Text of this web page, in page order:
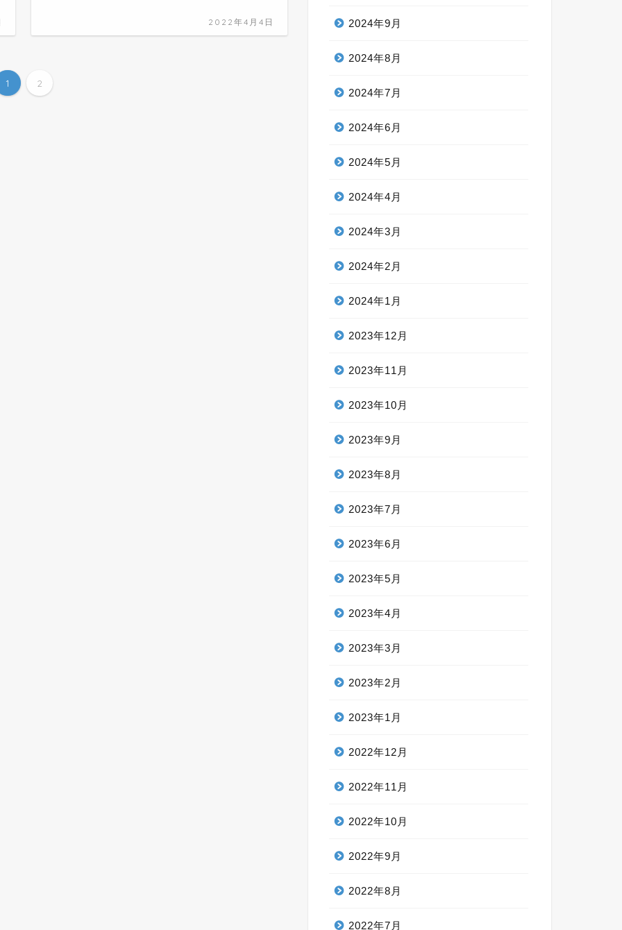
2022年4月4日
1 2
2024年9月
2024年8月
2024年7月
2024年6月
2024年5月
2024年4月
2024年3月
2024年2月
2024年1月
2023年12月
2023年11月
2023年10月
2023年9月
2023年8月
2023年7月
2023年6月
2023年5月
2023年4月
2023年3月
2023年2月
2023年1月
2022年12月
2022年11月
2022年10月
2022年9月
2022年8月
2022年7月